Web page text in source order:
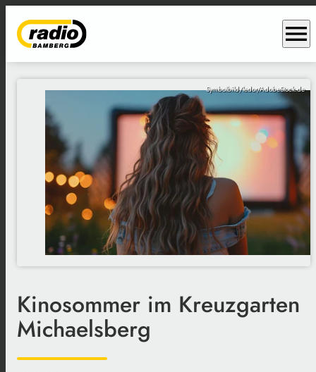
menu
Symbolbild/ledor/AdobeStock.de
Kinosommer im Kreuzgarten
Michaelsberg